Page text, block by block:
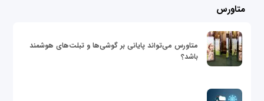
متاورس
متاورس می‌تواند پایانی بر گوشی‌ها و تبلت‌های هوشمند
باشد؟